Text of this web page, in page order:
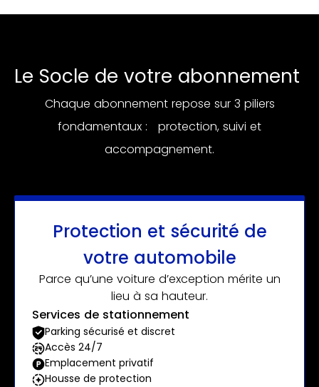
Le Socle de votre abonnement
Chaque abonnement repose sur 3 piliers
fondamentaux : protection, suivi et
accompagnement.
Protection et sécurité de
votre automobile
Parce qu’une voiture d’exception mérite un
lieu à sa hauteur.
Services de stationnement
Parking sécurisé et discret
Accès 24/7
Emplacement privatif
Housse de protection